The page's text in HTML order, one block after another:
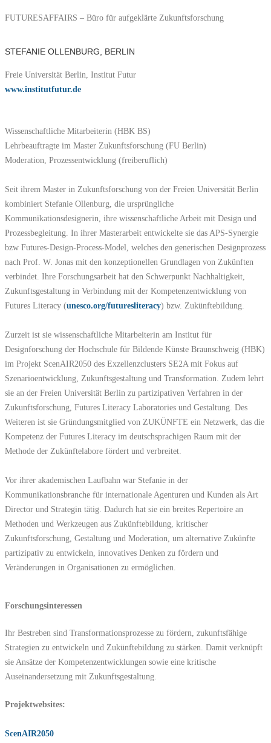
FUTURESAFFAIRS – Büro für aufgeklärte Zukunftsforschung
STEFANIE OLLENBURG, BERLIN
Freie Universität Berlin, Institut Futur
www.institutfutur.de
Wissenschaftliche Mitarbeiterin (HBK BS)
Lehrbeauftragte im Master Zukunftsforschung (FU Berlin)
Moderation, Prozessentwicklung (freiberuflich)
Seit ihrem Master in Zukunftsforschung von der Freien Universität Berlin
kombiniert Stefanie Ollenburg, die ursprüngliche
Kommunikationsdesignerin, ihre wissenschaftliche Arbeit mit Design und
Prozessbegleitung. In ihrer Masterarbeit entwickelte sie das APS-Synergie
bzw Futures-Design-Process-Model, welches den generischen Designprozess
nach Prof. W. Jonas mit den konzeptionellen Grundlagen von Zukünften
verbindet. Ihre Forschungsarbeit hat den Schwerpunkt Nachhaltigkeit,
Zukunftsgestaltung in Verbindung mit der Kompetenzentwicklung von
Futures Literacy (unesco.org/futuresliteracy) bzw. Zukünftebildung.
Zurzeit ist sie wissenschaftliche Mitarbeiterin am Institut für
Designforschung der Hochschule für Bildende Künste Braunschweig (HBK)
im Projekt ScenAIR2050 des Exzellenzclusters SE2A mit Fokus auf
Szenarioentwicklung, Zukunftsgestaltung und Transformation. Zudem lehrt
sie an der Freien Universität Berlin zu partizipativen Verfahren in der
Zukunftsforschung, Futures Literacy Laboratories und Gestaltung. Des
Weiteren ist sie Gründungsmitglied von ZUKÜNFTE ein Netzwerk, das die
Kompetenz der Futures Literacy im deutschsprachigen Raum mit der
Methode der Zukünftelabore fördert und verbreitet.
Vor ihrer akademischen Laufbahn war Stefanie in der
Kommunikationsbranche für internationale Agenturen und Kunden als Art
Director und Strategin tätig. Dadurch hat sie ein breites Repertoire an
Methoden und Werkzeugen aus Zukünftebildung, kritischer
Zukunftsforschung, Gestaltung und Moderation, um alternative Zukünfte
partizipativ zu entwickeln, innovatives Denken zu fördern und
Veränderungen in Organisationen zu ermöglichen.
Forschungsinteressen
Ihr Bestreben sind Transformationsprozesse zu fördern, zukunftsfähige
Strategien zu entwickeln und Zukünftebildung zu stärken. Damit verknüpft
sie Ansätze der Kompetenzentwicklungen sowie eine kritische
Auseinandersetzung mit Zukunftsgestaltung.
Projektwebsites:
ScenAIR2050